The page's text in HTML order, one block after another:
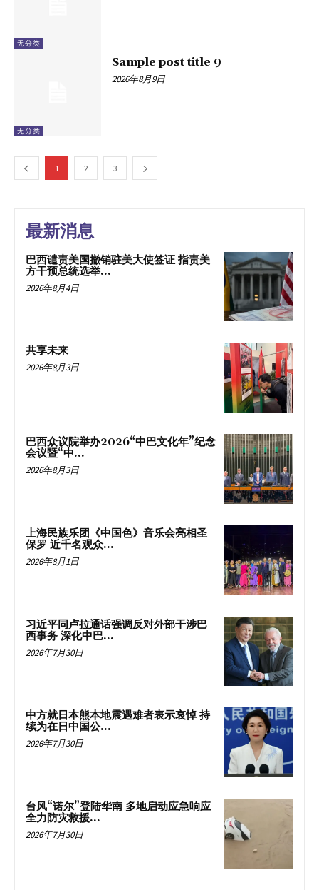
无分类
无分类
Sample post title 9
2026年8月9日
1 2 3
最新消息
巴西谴责美国撤销驻美大使签证 指责美
方干预总统选举...
2026年8月4日
共享未来
2026年8月3日
巴西众议院举办2026“中巴文化年”纪念
会议暨“中...
2026年8月3日
上海民族乐团《中国色》音乐会亮相圣
保罗 近千名观众...
2026年8月1日
习近平同卢拉通话强调反对外部干涉巴
西事务 深化中巴...
2026年7月30日
中方就日本熊本地震遇难者表示哀悼 持
续为在日中国公...
2026年7月30日
台风“诺尔”登陆华南 多地启动应急响应
全力防灾救援...
2026年7月30日